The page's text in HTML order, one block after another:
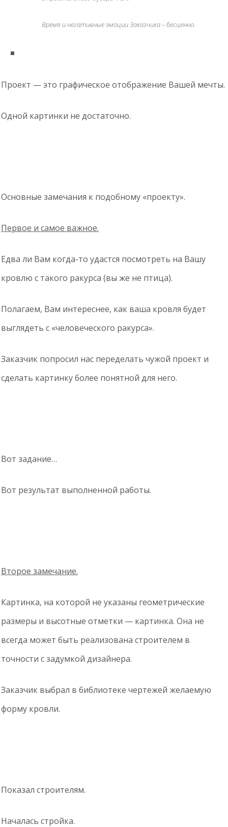
Время и негативные эмоции Заказчика – бесценно.
Проект — это графическое отображение Вашей мечты.
Одной картинки не достаточно.
Основные замечания к подобному «проекту».
Первое и самое важное.
Едва ли Вам когда-то удастся посмотреть на Вашу
кровлю с такого ракурса (вы же не птица).
Полагаем, Вам интереснее, как ваша кровля будет
выглядеть с «человеческого ракурса».
Заказчик попросил нас переделать чужой проект и
сделать картинку более понятной для него.
Вот задание…
Вот результат выполненной работы.
Второе замечание.
Картинка, на которой не указаны геометрические
размеры и высотные отметки — картинка. Она не
всегда может быть реализована строителем в
точности с задумкой дизайнера.
Заказчик выбрал в библиотеке чертежей желаемую
форму кровли.
Показал строителям.
Началась стройка.